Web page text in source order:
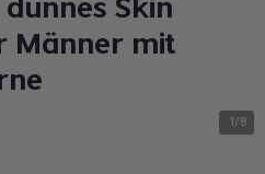
Skin
Männer mit
1 /8